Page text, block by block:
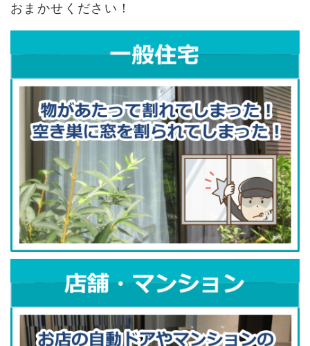
おまかせください！